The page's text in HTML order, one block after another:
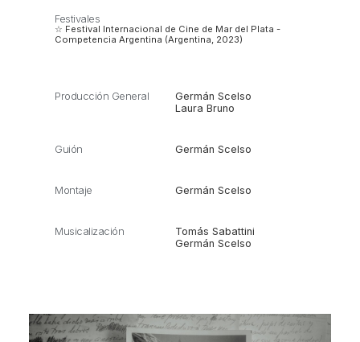
Festivales
☆ Festival Internacional de Cine de Mar del Plata -
Competencia Argentina (Argentina, 2023)
Producción General
Germán Scelso
Laura Bruno
Guión Germán Scelso
Montaje Germán Scelso
Musicalización
Tomás Sabattini
Germán Scelso